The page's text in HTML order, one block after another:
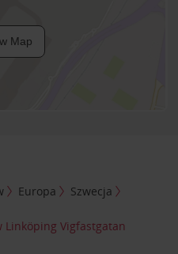
Map
Europa
Szwecja
Linköping Vigfastgatan